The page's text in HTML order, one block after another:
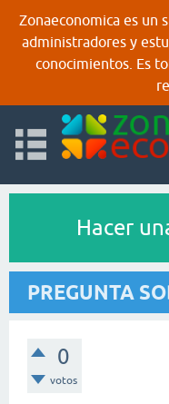
Zonaeconomica es un
administradores y
conocimientos. Es
Hacer
PREGUNTA
0
votos